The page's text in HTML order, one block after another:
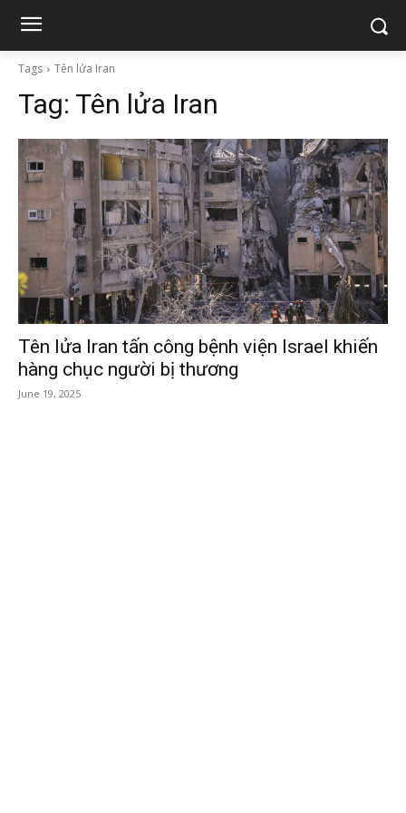
Tags Tên lửa Iran
Tag: Tên lửa Iran
Tên lửa Iran tấn công bệnh viện Israel khiến
hàng chục người bị thương
June 19, 2025